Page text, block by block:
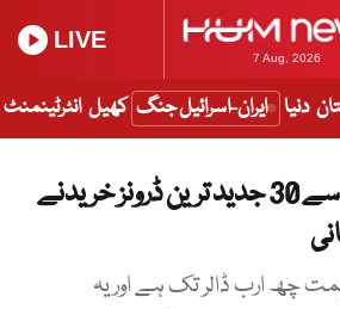
7 Aug, 2026
LIVE
دنیا ایران-اسرائیل جنگ کھیل انٹرٹینمنٹ
بھارت کی امریکہ سے 30 جدید ترین ڈرونز خریدنے
چھ ارب ڈالر تک ہے اور یہ